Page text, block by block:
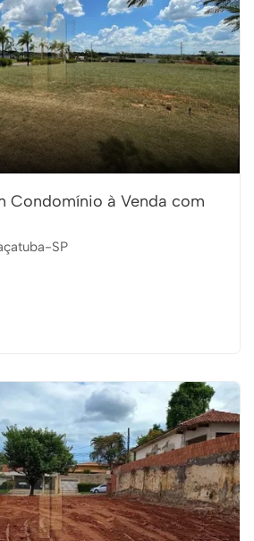
Condomínio à Venda com
SP